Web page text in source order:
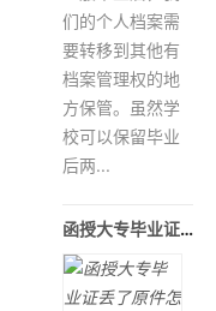
们的个人档案需
要转移到其他有
档案管理权的地
方保管。虽然学
校可以保留毕业
后两...
函授大专毕业证丢了原件怎么补回来